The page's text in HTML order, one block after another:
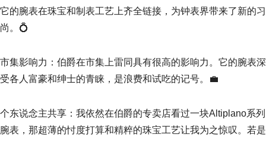
它的腕表在珠宝和制表工艺上齐全链接，为钟表界带来了新的习
尚。💍
市集影响力：伯爵在市集上雷同具有很高的影响力。它的腕表深
受各人富豪和绅士的青睐，是浪费和试吃的记号。💼
个东说念主共享：我依然在伯爵的专卖店看过一块Altiplano系列
腕表，那超薄的忖度打算和精粹的珠宝工艺让我为之惊叹。若是